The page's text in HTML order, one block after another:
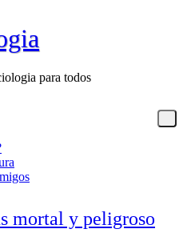
para todos
mortal y peligroso